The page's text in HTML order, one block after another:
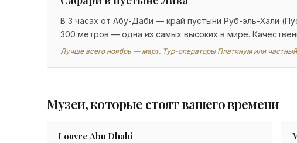
В 3 часах от Абу-Даби — край пустыни Руб-эль-Хали
300 метров — одна из самых высоких в мире.
Лучше всего ноябрь — март. Тур-операторы Платинум или
Музеи, которые стоят вашего времени
Louvre Abu Dhabi